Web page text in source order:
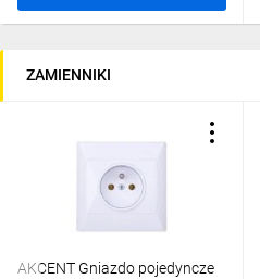
ZAMIENNIKI
AKCENT Gniazdo pojedyncze